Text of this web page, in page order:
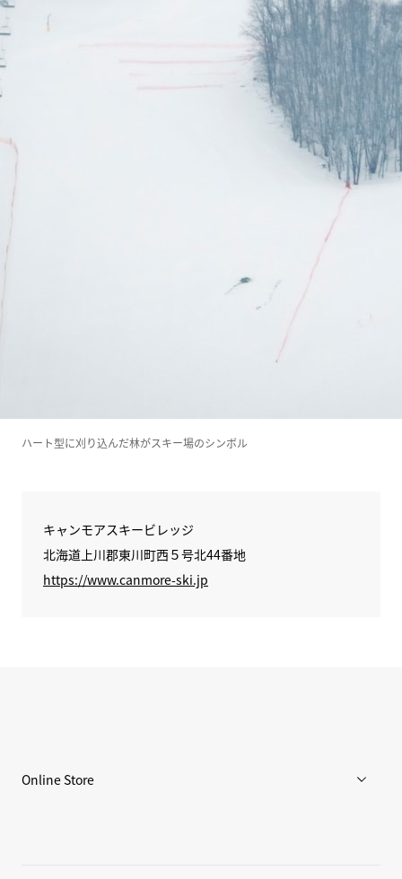
ハート型に刈り込んだ林がスキー場のシンボル
キャンモアスキービレッジ
北海道上川郡東川町西５号北44番地
https://www.canmore-ski.jp
Online Store